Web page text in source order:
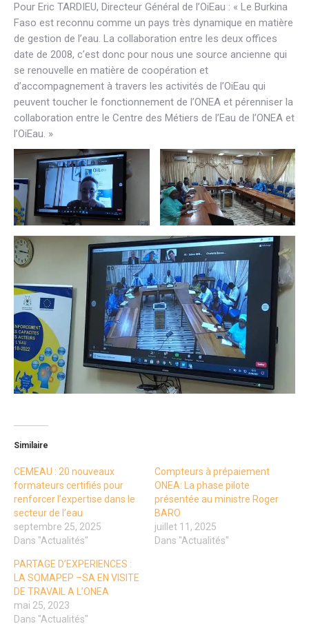
Pour Eric TARDIEU, Directeur Général de l’OiEau : « Le Burkina
Faso est reconnu comme un pays très dynamique en matière
de gestion de l’eau. La collaboration entre les deux offices
date de 2008, c’est donc pour nous une source ancienne qui
se renouvelle en matière de coopération et
d’accompagnement à travers les activités de l’OiEau qui
peuvent toucher le fonctionnement de l’ONEA et pérenniser la
collaboration entre le Centre des Métiers de l’Eau de l’ONEA et
l’OiEau. »
Similaire
CEMEAU : 20 nouveaux
formateurs certifiés pour
renforcer l’expertise dans le
secteur de l’eau
septembre 25, 2025
Dans "Actualités"
Compteurs à prépaiement
ONEA: La phase pilote
présentée au ministre Roger
BARO
juillet 11, 2025
Dans "Actualités"
PARTAGE D’EXPERIENCES :
LA SOMAPEP –SA EN VISITE
DE TRAVAIL A L’ONEA
mai 25, 2023
Dans "Actualités"